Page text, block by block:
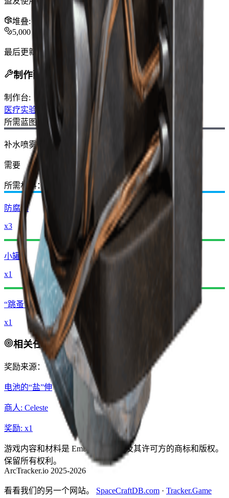
堆叠:
5,000
最后更新 Nov 12, 2025
制作配方
制作台:
医疗实验室
所需蓝图：
补水喷雾蓝图
需要
所需材料：
防腐剂
x3
小罐
x1
“跳蚤”收纳仓
x1
相关任务
奖励来源：
电池的“盐”伸
商人: Celeste
奖励: x1
游戏内容和材料是 Embark Studios 及其许可方的商标和版权。
保留所有权利。
ArcTracker.io 2025-2026
看看我们的另一个网站。 SpaceCraftDB.com · Tracker.Game